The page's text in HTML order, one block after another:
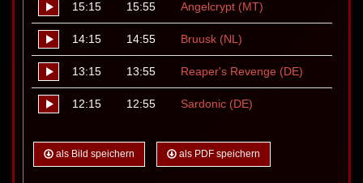
15:15 15:55 Angelcrypt (MT)
14:15 14:55 Bruusk (NL)
13:15 13:55 Reaper's Revenge (DE)
12:15 12:55 Sardonic (DE)
als Bild speichern als PDF speichern